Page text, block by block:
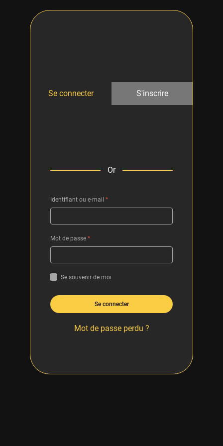
Se connecter S'inscrire
Or
Identifiant ou e-mail *
Mot de passe *
Se souvenir de moi
Se connecter
Mot de passe perdu ?